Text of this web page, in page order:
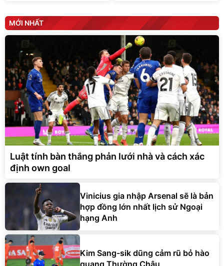
MỚI NHẤT
Luật tính bàn thắng phản lưới nhà và cách xác
định own goal
Vinicius gia nhập Arsenal sẽ là bản
hợp đồng lớn nhất lịch sử Ngoại
hạng Anh
Kim Sang-sik dũng cảm rũ bỏ hào
quang Thường Châu